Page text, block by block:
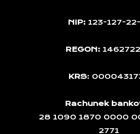
NIP:123-127-
REGON:
KRS:
Rachunek
28 1090 1870 0000
2771